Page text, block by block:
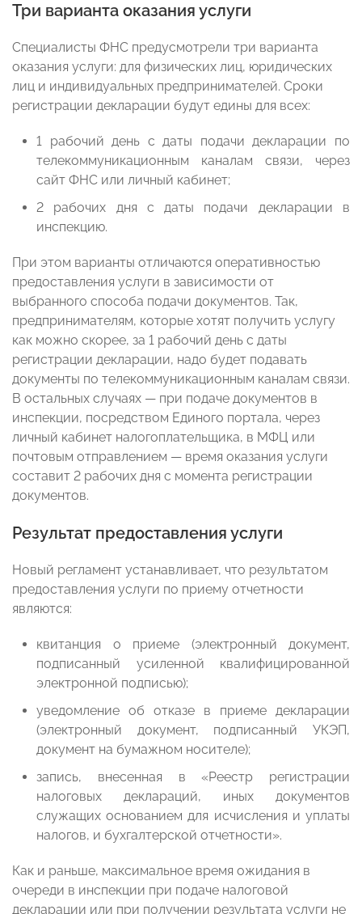
Три варианта оказания услуги
Специалисты ФНС предусмотрели три варианта
оказания услуги: для физических лиц, юридических
лиц и индивидуальных предпринимателей. Сроки
регистрации декларации будут едины для всех:
1 рабочий день с даты подачи декларации по
телекоммуникационным каналам связи, через
сайт ФНС или личный кабинет;
2 рабочих дня с даты подачи декларации в
инспекцию.
При этом варианты отличаются оперативностью
предоставления услуги в зависимости от
выбранного способа подачи документов. Так,
предпринимателям, которые хотят получить услугу
как можно скорее, за 1 рабочий день с даты
регистрации декларации, надо будет подавать
документы по телекоммуникационным каналам связи.
В остальных случаях — при подаче документов в
инспекции, посредством Единого портала, через
личный кабинет налогоплательщика, в МФЦ или
почтовым отправлением — время оказания услуги
составит 2 рабочих дня с момента регистрации
документов.
Результат предоставления услуги
Новый регламент устанавливает, что результатом
предоставления услуги по приему отчетности
являются:
квитанция о приеме (электронный документ,
подписанный усиленной квалифицированной
электронной подписью);
уведомление об отказе в приеме декларации
(электронный документ, подписанный УКЭП,
документ на бумажном носителе);
запись, внесенная в «Реестр регистрации
налоговых деклараций, иных документов
служащих основанием для исчисления и уплаты
налогов, и бухгалтерской отчетности».
Как и раньше, максимальное время ожидания в
очереди в инспекции при подаче налоговой
декларации или при получении результата услуги не